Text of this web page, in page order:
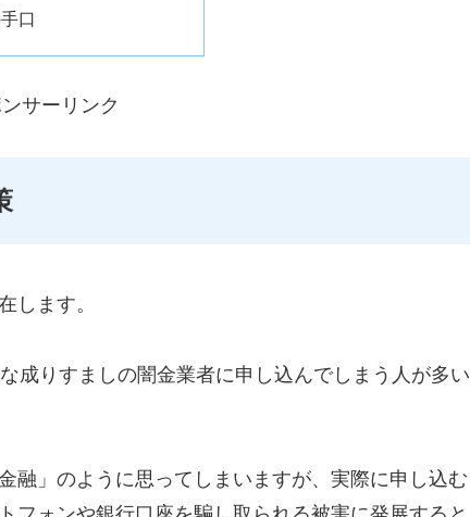
口
サーリンク
します。
成りすましの闇金業者に申し込んでしまう人が多い
融」のように思ってしまいますが、実際に申し込む